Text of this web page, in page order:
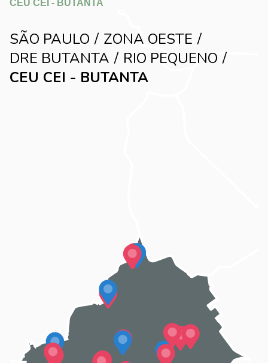
SÃO PAULO
ZONA OESTE
DRE BUTANTA
RIO PEQUENO
CEU CEI - BUTANTA